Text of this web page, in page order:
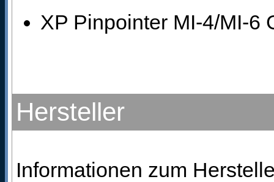
XP Pinpointer MI-4/MI-6
Hersteller
Informationen zum